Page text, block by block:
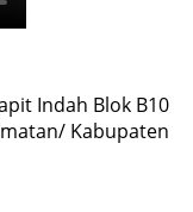
Indah Blok B10
Kabupaten